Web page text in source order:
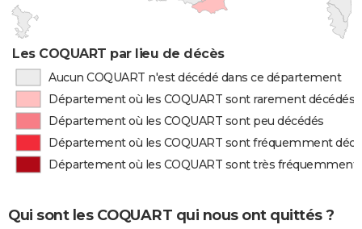
Les COQUART par lieu de décès
Aucun COQUART n'est décédé dans ce département
Département où les COQUART sont rarement décédés
Département où les COQUART sont peu décédés
Département où les COQUART sont fréquemment
Département où les COQUART sont très fréquemment
Qui sont les COQUART qui nous ont quittés ?